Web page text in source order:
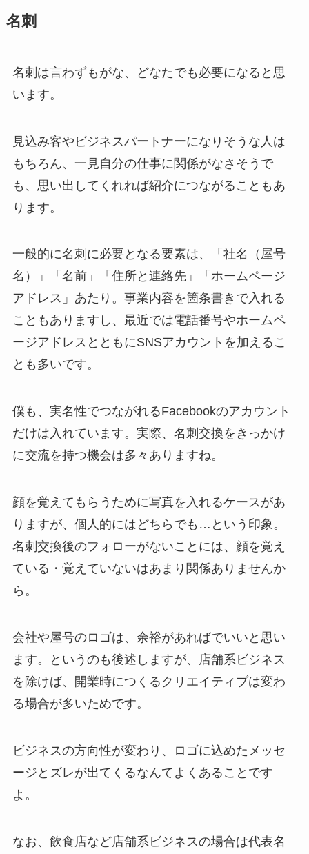
名刺
名刺は言わずもがな、どなたでも必要になると思
います。
見込み客やビジネスパートナーになりそうな人は
もちろん、一見自分の仕事に関係がなさそうで
も、思い出してくれれば紹介につながることもあ
ります。
一般的に名刺に必要となる要素は、「社名（屋号
名）」「名前」「住所と連絡先」「ホームページ
アドレス」あたり。事業内容を箇条書きで入れる
こともありますし、最近では電話番号やホームペ
ージアドレスとともにSNSアカウントを加えるこ
とも多いです。
僕も、実名性でつながれるFacebookのアカウント
だけは入れています。実際、名刺交換をきっかけ
に交流を持つ機会は多々ありますね。
顔を覚えてもらうために写真を入れるケースがあ
りますが、個人的にはどちらでも…という印象。
名刺交換後のフォローがないことには、顔を覚え
ている・覚えていないはあまり関係ありませんか
ら。
会社や屋号のロゴは、余裕があればでいいと思い
ます。というのも後述しますが、店舗系ビジネス
を除けば、開業時につくるクリエイティブは変わ
る場合が多いためです。
ビジネスの方向性が変わり、ロゴに込めたメッセ
ージとズレが出てくるなんてよくあることです
よ。
なお、飲食店など店舗系ビジネスの場合は代表名